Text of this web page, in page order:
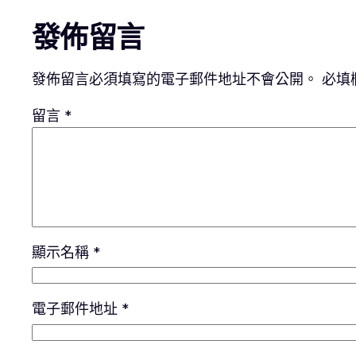
發佈留言
發佈留言必須填寫的電子郵件地址不會公開。 必填
留言 *
顯示名稱 *
電子郵件地址 *